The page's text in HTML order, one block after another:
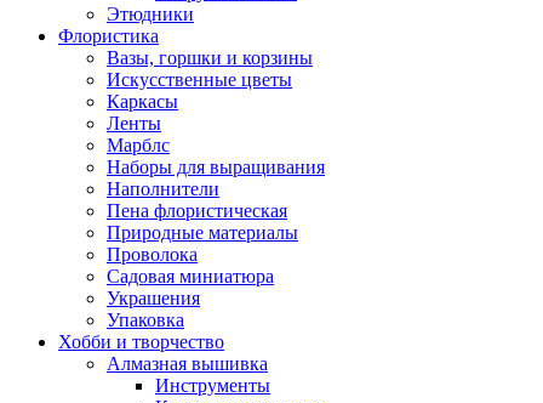
Этюдники
Флористика
Вазы, горшки и корзины
Искусственные цветы
Каркасы
Ленты
Марблс
Наборы для выращивания
Наполнители
Пена флористическая
Природные материалы
Проволока
Садовая миниатюра
Украшения
Упаковка
Хобби и творчество
Алмазная вышивка
Инструменты